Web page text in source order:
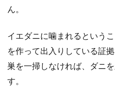
ん。
イエダニに噛まれるという
を作って出入りしている証
巣を一掃しなければ、ダニ
す。